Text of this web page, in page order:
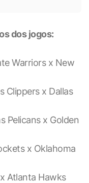
dos jogos:
Warriors x New
Clippers x Dallas
Pelicans x Golden
x Oklahoma
Atlanta Hawks